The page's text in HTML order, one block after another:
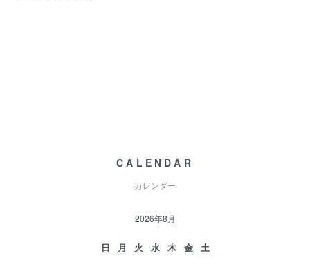
CALENDAR
カレンダー
2026年8月
日 月 火 水 木 金
土